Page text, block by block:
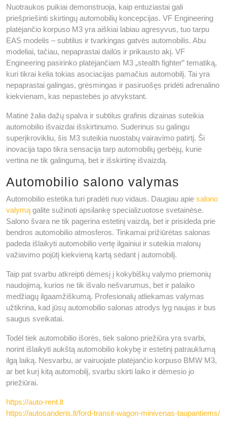
Nuotraukos puikiai demonstruoja, kaip entuziastai gali
priešpriešinti skirtingų automobilių koncepcijas. VF Engineering
platėjančio korpuso M3 yra aiškiai labiau agresyvus, tuo tarpu
EAS modelis – subtilus ir tvarkingas gatvės automobilis. Abu
modeliai, tačiau, nepaprastai dailūs ir prikausto akį. VF
Engineering pasirinko platėjančiam M3 „stealth fighter” tematiką,
kuri tikrai kelia tokias asociacijas pamačius automobilį. Tai yra
nepaprastai galingas, grėsmingas ir pasiruošęs pridėti adrenalino
kiekvienam, kas nepastebės jo atvykstant.
Matinė žalia dažų spalva ir subtilus grafinis dizainas suteikia
automobilio išvaizdai išskirtinumo. Suderinus su galingu
superįkrovikliu, šis M3 suteikia nuostabų vairavimo patirtį. Ši
inovacija tapo tikra sensacija tarp automobilių gerbėjų, kurie
vertina ne tik galingumą, bet ir išskirtinę išvaizdą.
Automobilio salono valymas
Automobilio estetika turi pradėti nuo vidaus. Daugiau apie salono
valymą galite sužinoti apsilankę specializuotose svetainėse.
Salono švara ne tik pagerina estetinį vaizdą, bet ir prisideda prie
bendros automobilio atmosferos. Tinkamai prižiūrėtas salonas
padeda išlaikyti automobilio vertę ilgainiui ir suteikia malonų
važiavimo pojūtį kiekvieną kartą sėdant į automobilį.
Taip pat svarbu atkreipti dėmesį į kokybiškų valymo priemonių
naudojimą, kurios ne tik išvalo nešvarumus, bet ir palaiko
medžiagų ilgaamžiškumą. Profesionalų atliekamas valymas
užtikrina, kad jūsų automobilio salonas atrodys lyg naujas ir bus
saugus sveikatai.
Todėl tiek automobilio išorės, tiek salono priežiūra yra svarbi,
norint išlaikyti aukštą automobilio kokybę ir estetinį patrauklumą
ilgą laiką. Nesvarbu, ar vairuojate platėjančio korpuso BMW M3,
ar bet kurį kitą automobilį, svarbu skirti laiko ir dėmesio jo
priežiūrai.
https://auto-rent.lt
https://autosanderis.lt/ford-transit-wagon-minivenas-taupantiems/